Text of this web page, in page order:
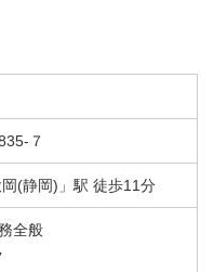
７
(静岡)」駅 徒歩11分
全般